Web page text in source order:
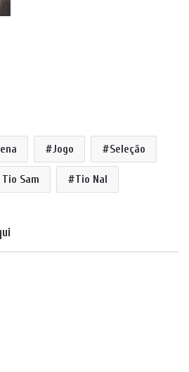
Jogo Seleção
Sam Tio Nal